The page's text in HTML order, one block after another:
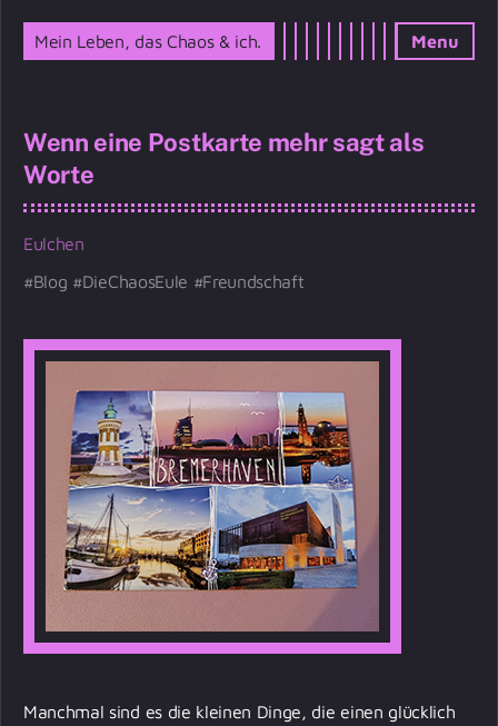
Mein Leben, das Chaos & ich. Menu
Wenn eine Postkarte mehr sagt als
Worte
Eulchen
Blog
DieChaosEule Freundschaft
Manchmal sind es die kleinen Dinge, die einen glücklich